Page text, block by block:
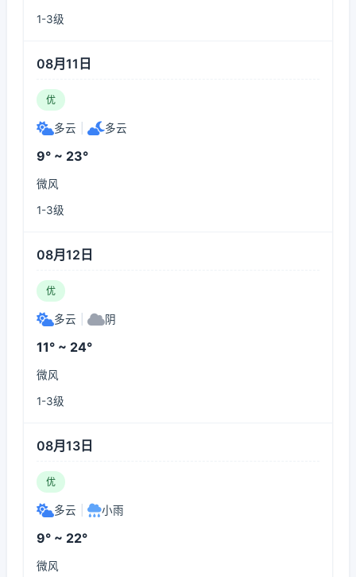
1-3级
08月11日
优
多云 多云
9° ~ 23°
微风
1-3级
08月12日
优
多云 阴
11° ~ 24°
微风
1-3级
08月13日
优
多云 小雨
9° ~ 22°
微风